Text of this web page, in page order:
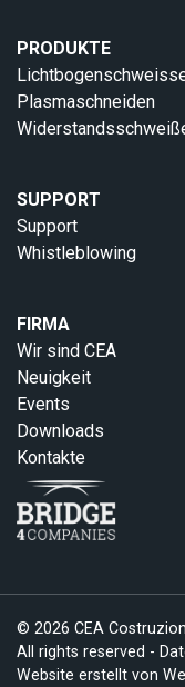
PRODUKTE
Plasmaschneiden
SUPPORT
Support
Whistleblowing
FIRMA
Wir sind CEA
Neuigkeit
Events
Downloads
Kontakte
© 2026 CEA
All rights reserved -
Website erstellt von